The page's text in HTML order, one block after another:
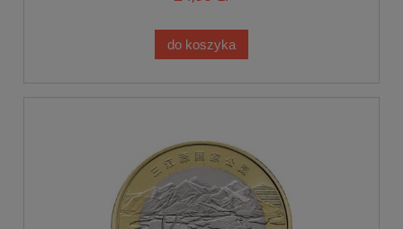
do koszyka